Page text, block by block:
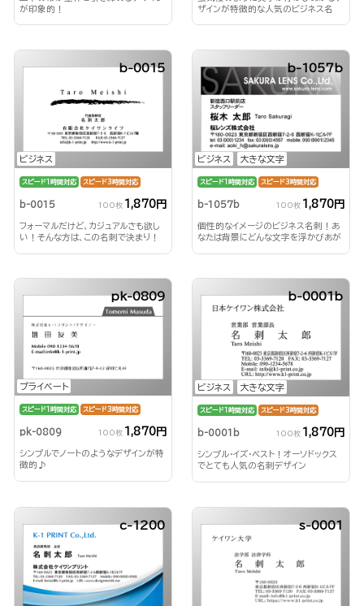
が印象的！
ザインが特徴的な人気のビジネス名
ビジネス
b-0015
スピード1時間対応 スピード3時間対応
b-0015 100枚 1,870円
フォーマルだけど、カジュアルさも欲し
い！そんな方は、この名刺で決まり！
ビジネス 大きな文字
b-1057b
スピード1時間対応 スピード3時間対応
b-1057b 100枚 1,870円
個性的なイメージのビジネス名刺！あ
なたは背景にどんな文字を浮かびあが
プライベート
pk-0809
スピード1時間対応 スピード3時間対応
pk-0809 100枚 1,870円
シンプルでノートのようなデザインが特
徴的♪
ビジネス 大きな文字
b-0001b
スピード1時間対応 スピード3時間対応
b-0001b 100枚 1,870円
シンプル・イズ・ベスト！オーソドックス
でとても人気の名刺デザイン
c-1200 s-0001